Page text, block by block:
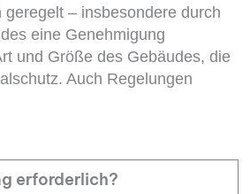
– insbesondere durch
eine Genehmigung
und Größe des Gebäudes, die
Auch Regelungen
erforderlich?